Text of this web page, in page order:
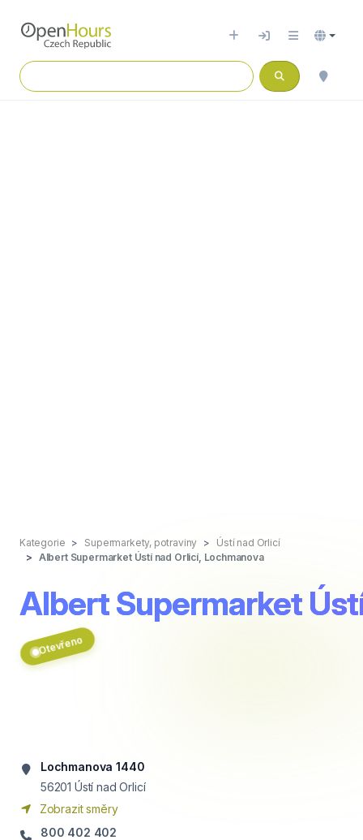
Kategorie Supermarkety, potraviny
Ústí nad Orlicí
Albert Supermarket Ústí nad Orlicí, Lochmanova
Albert Supermarket
Otevřeno
Lochmanova 1440
56201 Ústí nad Orlicí
Zobrazit směry
800 402 402